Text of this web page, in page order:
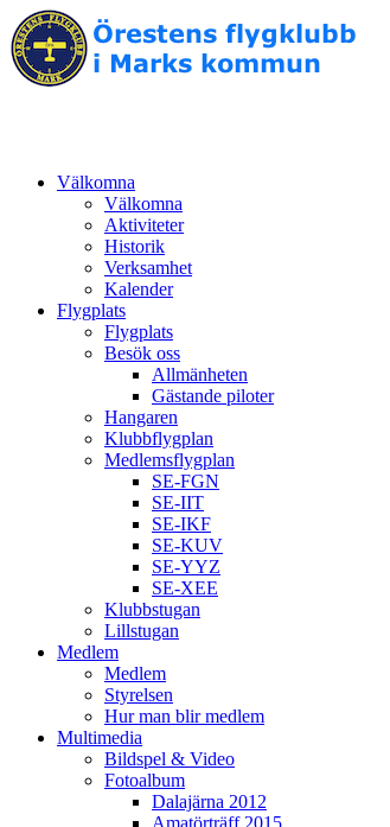
Välkomna
Välkomna
Aktiviteter
Historik
Verksamhet
Kalender
Flygplats
Flygplats
Besök oss
Allmänheten
Gästande piloter
Hangaren
Klubbflygplan
Medlemsflygplan
SE-FGN
SE-IIT
SE-IKF
SE-KUV
SE-YYZ
SE-XEE
Klubbstugan
Lillstugan
Medlem
Medlem
Styrelsen
Hur man blir medlem
Multimedia
Bildspel & Video
Fotoalbum
Dalajärna 2012
Amatörträff 2015